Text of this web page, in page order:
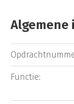
Functie: